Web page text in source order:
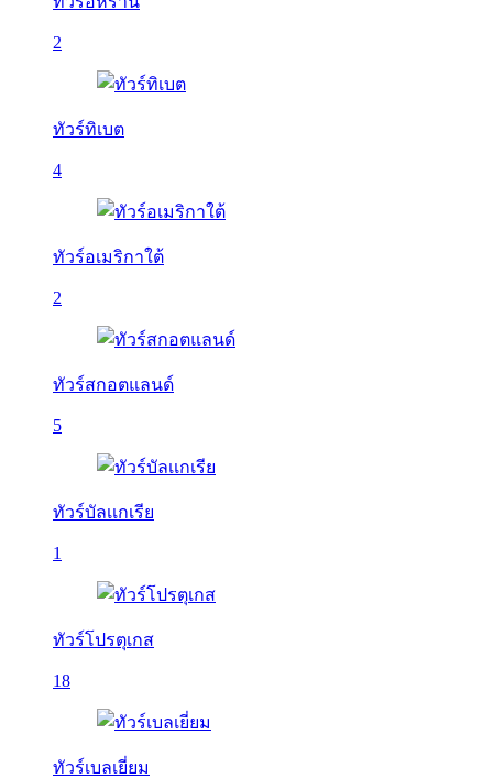
2
ทัวร์ทิเบต
4
ทัวร์อเมริกาใต้
2
ทัวร์สกอตแลนด์
5
ทัวร์บัลเเกเรีย
1
ทัวร์โปรตุเกส
18
ทัวร์เบลเยี่ยม